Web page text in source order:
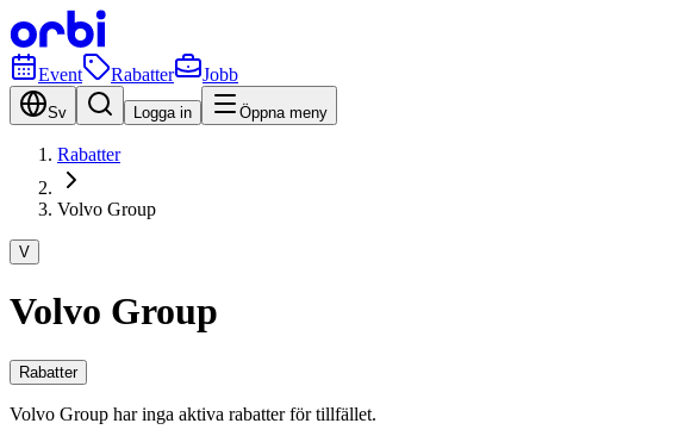
Event Rabatter Jobb
Sv Logga in Öppna meny
Rabatter
Volvo Group
V
Volvo Group
Rabatter
Volvo Group har inga aktiva rabatter för tillfället.